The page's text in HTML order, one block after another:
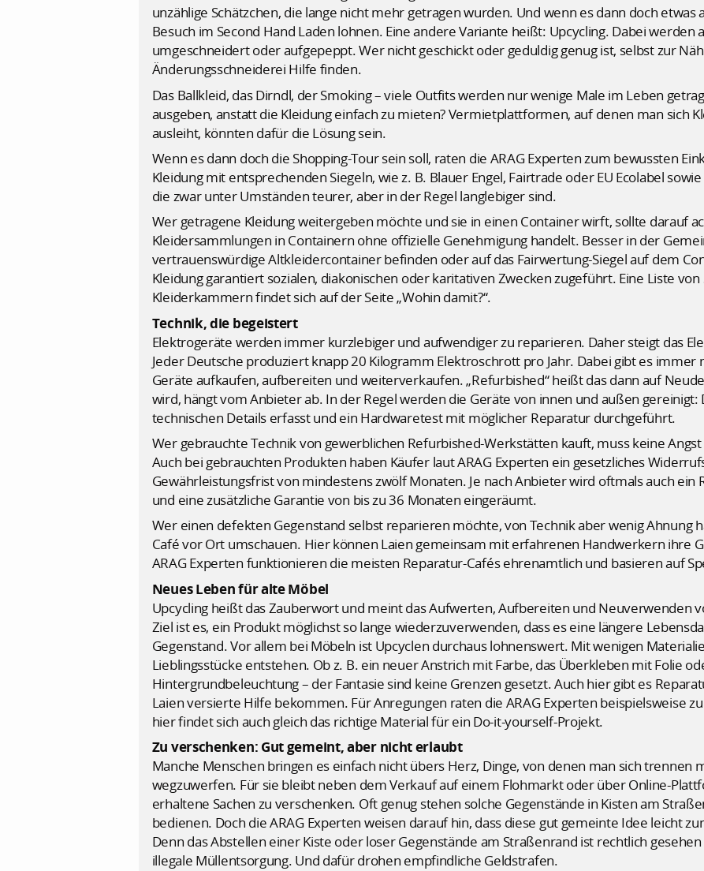
unzählige Schätzchen, die lange nicht mehr getragen wurden. Und wenn es dann doch etwas
Besuch im Second Hand Laden lohnen. Eine andere Variante heißt: Upcycling. Dabei werden
umgeschneidert oder aufgepeppt. Wer nicht geschickt oder geduldig genug ist, selbst zur
Änderungsschneiderei Hilfe finden.
Das Ballkleid, das Dirndl, der Smoking – viele Outfits werden nur wenige Male im Leben
ausgeben, anstatt die Kleidung einfach zu mieten? Vermietplattformen, auf denen man sich
ausleiht, könnten dafür die Lösung sein.
Wenn es dann doch die Shopping-Tour sein soll, raten die ARAG Experten zum bewussten
Kleidung mit entsprechenden Siegeln, wie z. B. Blauer Engel, Fairtrade oder EU Ecolabel
die zwar unter Umständen teurer, aber in der Regel langlebiger sind.
Wer getragene Kleidung weitergeben möchte und sie in einen Container wirft, sollte darauf
Kleidersammlungen in Containern ohne offizielle Genehmigung handelt. Besser in der
vertrauenswürdige Altkleidercontainer befinden oder auf das Fairwertung-Siegel auf dem
Kleidung garantiert sozialen, diakonischen oder karitativen Zwecken zugeführt. Eine Liste
Kleiderkammern findet sich auf der Seite „Wohin damit?“.
Technik, die begeistert
Elektrogeräte werden immer kurzlebiger und aufwendiger zu reparieren. Daher steigt das
Jeder Deutsche produziert knapp 20 Kilogramm Elektroschrott pro Jahr. Dabei gibt es immer
Geräte aufkaufen, aufbereiten und weiterverkaufen. „Refurbished“ heißt das dann auf
wird, hängt vom Anbieter ab. In der Regel werden die Geräte von innen und außen gereinigt:
technischen Details erfasst und ein Hardwaretest mit möglicher Reparatur durchgeführt.
Wer gebrauchte Technik von gewerblichen Refurbished-Werkstätten kauft, muss keine
Auch bei gebrauchten Produkten haben Käufer laut ARAG Experten ein gesetzliches
Gewährleistungsfrist von mindestens zwölf Monaten. Je nach Anbieter wird oftmals auch ein
und eine zusätzliche Garantie von bis zu 36 Monaten eingeräumt.
Wer einen defekten Gegenstand selbst reparieren möchte, von Technik aber wenig Ahnung
Café vor Ort umschauen. Hier können Laien gemeinsam mit erfahrenen Handwerkern ihre
ARAG Experten funktionieren die meisten Reparatur-Cafés ehrenamtlich und basieren auf
Neues Leben für alte Möbel
Upcycling heißt das Zauberwort und meint das Aufwerten, Aufbereiten und Neuverwenden
Ziel ist es, ein Produkt möglichst so lange wiederzuverwenden, dass es eine längere
Gegenstand. Vor allem bei Möbeln ist Upcyclen durchaus lohnenswert. Mit wenigen
Lieblingsstücke entstehen. Ob z. B. ein neuer Anstrich mit Farbe, das Überkleben mit Folie
Hintergrundbeleuchtung – der Fantasie sind keine Grenzen gesetzt. Auch hier gibt es
Laien versierte Hilfe bekommen. Für Anregungen raten die ARAG Experten beispielsweise
hier findet sich auch gleich das richtige Material für ein Do-it-yourself-Projekt.
Zu verschenken: Gut gemeint, aber nicht erlaubt
Manche Menschen bringen es einfach nicht übers Herz, Dinge, von denen man sich trennen
wegzuwerfen. Für sie bleibt neben dem Verkauf auf einem Flohmarkt oder über Online-
erhaltene Sachen zu verschenken. Oft genug stehen solche Gegenstände in Kisten am
bedienen. Doch die ARAG Experten weisen darauf hin, dass diese gut gemeinte Idee leicht
Denn das Abstellen einer Kiste oder loser Gegenstände am Straßenrand ist rechtlich
illegale Müllentsorgung. Und dafür drohen empfindliche Geldstrafen.